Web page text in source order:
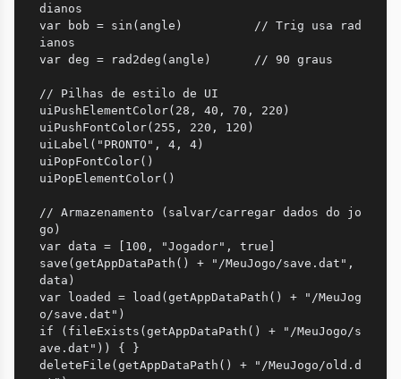
dianos
var bob = sin(angle)          // Trig usa rad
ianos
var deg = rad2deg(angle)      // 90 graus
// Pilhas de estilo de UI
uiPushElementColor(28, 40, 70, 220)
uiPushFontColor(255, 220, 120)
uiLabel("PRONTO", 4, 4)
uiPopFontColor()
uiPopElementColor()
// Armazenamento (salvar/carregar dados do jo
go)
var data = [100, "Jogador", true]
save(getAppDataPath() + "/MeuJogo/save.dat",
data)
var loaded = load(getAppDataPath() + "/MeuJog
o/save.dat")
if (fileExists(getAppDataPath() + "/MeuJogo/s
ave.dat")) { }
deleteFile(getAppDataPath() + "/MeuJogo/old.d